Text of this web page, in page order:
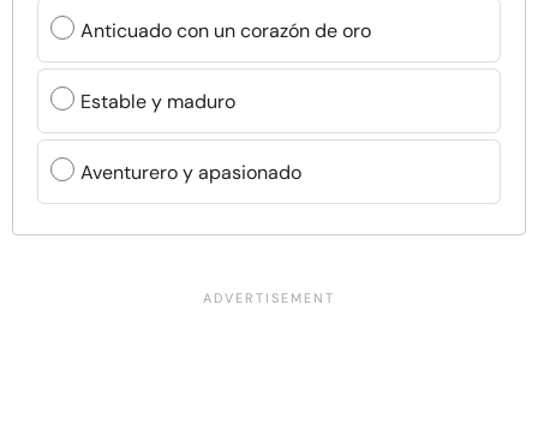
Anticuado con un corazón de oro
Estable y maduro
Aventurero y apasionado